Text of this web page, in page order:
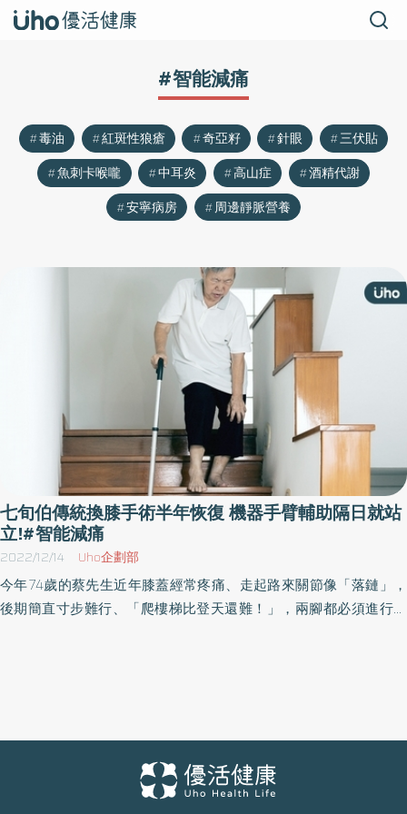
#智能減痛
毒油 紅斑性狼瘡 奇亞籽 針眼
三伏貼
魚刺卡喉嚨
中耳炎 高山症
酒精代謝
安寧病房
周邊靜脈營養
七旬伯傳統換膝手術半年恢復 機器手臂輔助隔日就站
立!#智能減痛
2022/12/14 Uho企劃部
今年74歲的蔡先生近年膝蓋經常疼痛、走起路來關節像「落鏈」，
後期簡直寸步難行、「爬樓梯比登天還難！」，兩腳都必須進行人
節置換手術的過程複雜、定位困難，患者傷口破壞大、需要較長時
間康復，因此臨床上仍有兩成患者不滿意手術成效，近年來，已有